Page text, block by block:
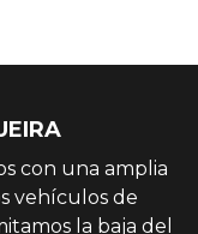
con una amplia
vehículos de
la baja del